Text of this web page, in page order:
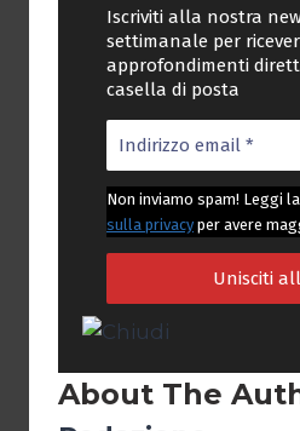
Iscriviti alla nostra
settimanale per
approfondimenti
casella di posta
Non inviamo spam! Leggi
sulla privacy per avere
About The